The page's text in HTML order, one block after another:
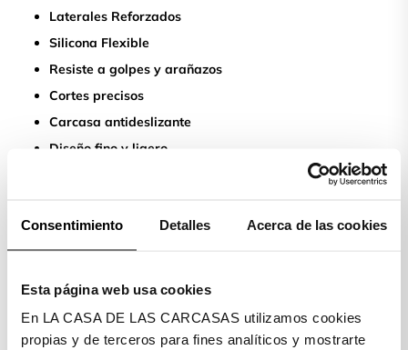
Consentimiento Detalles Acerca de las cookies
Esta página web usa cookies
En LA CASA DE LAS CARCASAS utilizamos cookies
propias y de terceros para fines analíticos y mostrarte
Laterales Reforzados
Silicona Flexible
Resiste a golpes y arañazos
Cortes precisos
Carcasa antideslizante
Diseño fino y ligero
¡PROTEGE TU MÓVIL CON LAS FUNDAS BRILLANTES!
reforzados para asegurar la mayor protección a tu
Máximo ajuste y protección: Además de ser bonita, es